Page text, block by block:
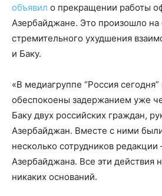
объявил о прекращении работы
Азербайджане. Это произошло на
стремительного ухудшения
и Баку.
«В медиагруппе “Россия сегодня”
обеспокоены задержанием уже
Баку двух российских граждан,
Азербайджан. Вместе с ними
несколько сотрудников
Азербайджана. Все эти действия
никаких оснований.